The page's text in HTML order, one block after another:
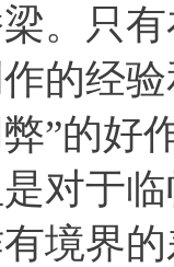
。只
的经
”的好
对于
境界